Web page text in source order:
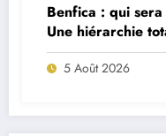
Benfica : qui
Une hiérarchie
deux départs
5 Août 2026